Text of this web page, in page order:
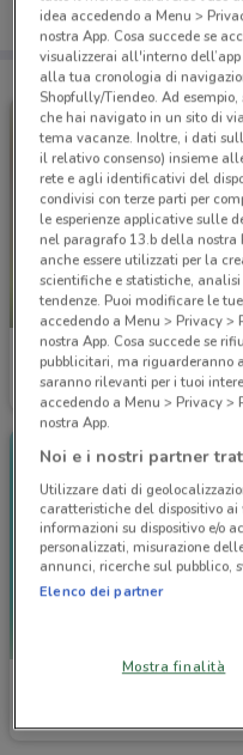
IN ARRIVO
ZooPlanet
Valido da martedì 9.5
Scade il 31/08
idea accedendo a Menu >
nostra App. Cosa succede se
visualizzerai all'interno
alla tua cronologia di
Shopfully/Tiendeo. Ad
che hai navigato in un sito di
tema vacanze. Inoltre, i dati
il relativo consenso) insieme
rete e agli identificativi del
condivisi con terze parti per
le esperienze applicative sulle
nel paragrafo 13.b della nostra
anche essere utilizzati per la
scientifiche e statistiche,
tendenze. Puoi modificare le
accedendo a Menu > Privacy
nostra App. Cosa succede se
pubblicitari, ma riguarderanno
saranno rilevanti per i tuoi
accedendo a Menu > Privacy
nostra App.
Noi e i nostri partner
Utilizzare dati di
caratteristiche del dispositivo
informazioni su dispositivo e/o
personalizzati, misurazione
annunci, ricerche sul pubblico,
Elenco dei partner
Mostra finalità